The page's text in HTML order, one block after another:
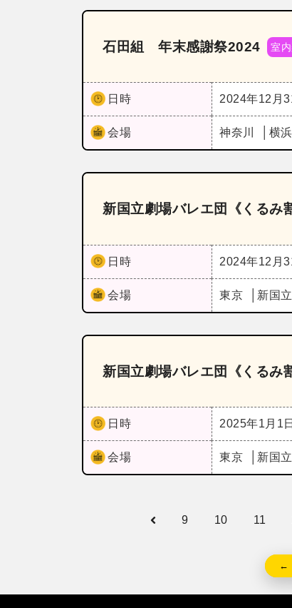
石田組 年末感謝祭2024 室
日時 2024年12月
会場 神奈川 横
新国立劇場バレエ団《くるみ
日時 2024年12月
会場 東京 新国
新国立劇場バレエ団《くるみ
日時 2025年1月1
会場 東京 新国
9 10 11
←